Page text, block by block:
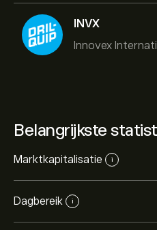
INVX
Innovex
Belangrijkste
Marktkapitalisatie i
Dagbereik i